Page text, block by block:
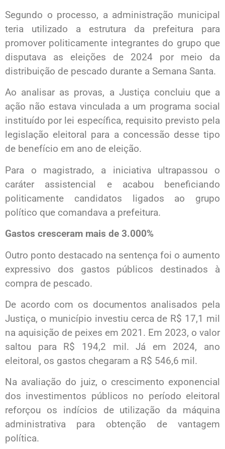
Segundo o processo, a administração municipal
teria utilizado a estrutura da prefeitura para
promover politicamente integrantes do grupo que
disputava as eleições de 2024 por meio da
distribuição de pescado durante a Semana Santa.
Ao analisar as provas, a Justiça concluiu que a
ação não estava vinculada a um programa social
instituído por lei específica, requisito previsto pela
legislação eleitoral para a concessão desse tipo
de benefício em ano de eleição.
Para o magistrado, a iniciativa ultrapassou o
caráter assistencial e acabou beneficiando
politicamente candidatos ligados ao grupo
político que comandava a prefeitura.
Gastos cresceram mais de 3.000%
Outro ponto destacado na sentença foi o aumento
expressivo dos gastos públicos destinados à
compra de pescado.
De acordo com os documentos analisados pela
Justiça, o município investiu cerca de R$ 17,1 mil
na aquisição de peixes em 2021. Em 2023, o valor
saltou para R$ 194,2 mil. Já em 2024, ano
eleitoral, os gastos chegaram a R$ 546,6 mil.
Na avaliação do juiz, o crescimento exponencial
dos investimentos públicos no período eleitoral
reforçou os indícios de utilização da máquina
administrativa para obtenção de vantagem
política.